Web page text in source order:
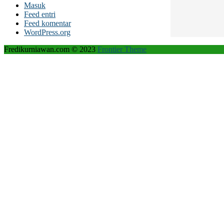
Masuk
Feed entri
Feed komentar
WordPress.org
Fredikurniawan.com © 2023 Frontier Theme